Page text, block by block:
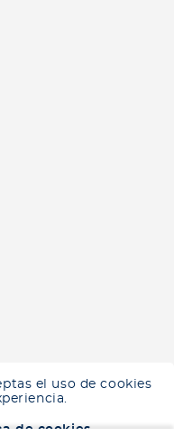
el uso de cookies
de cookies.